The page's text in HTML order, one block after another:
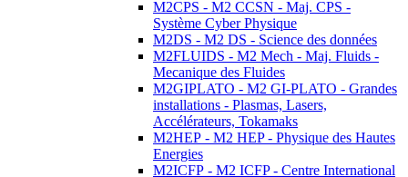
M2CPS - M2 CCSN - Maj. CPS -
Système Cyber Physique
M2DS - M2 DS - Science des données
M2FLUIDS - M2 Mech - Maj. Fluids -
Mecanique des Fluides
M2GIPLATO - M2 GI-PLATO - Grandes
installations - Plasmas, Lasers,
Accélérateurs, Tokamaks
M2HEP - M2 HEP - Physique des Hautes
Energies
M2ICFP - M2 ICFP - Centre International